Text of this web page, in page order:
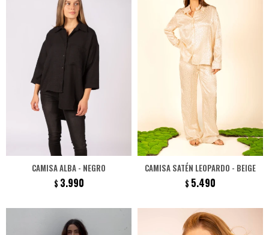
CAMISA ALBA - NEGRO
$ 3.990
CAMISA SATÉN LEOPARDO - BEIGE
$ 5.490